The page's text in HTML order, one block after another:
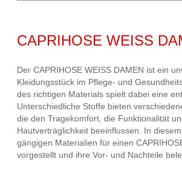
CAPRIHOSE WEISS
Der CAPRIHOSE WEISS DAMEN ist ein
Kleidungsstück im Pflege- und
des richtigen Materials spielt dabei eine
Unterschiedliche Stoffe bieten
die den Tragekomfort, die Funktionalität
Hautverträglichkeit beeinflussen. In
gängigen Materialien für einen
vorgestellt und ihre Vor- und Nachteile